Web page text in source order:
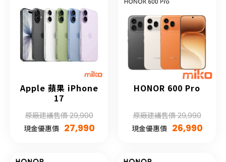
Apple 蘋果 iPhone
17
原廠建議售價 29,900
現金優惠價 27,990
HONOR 600 Pro
原廠建議售價 29,990
現金優惠價 26,990